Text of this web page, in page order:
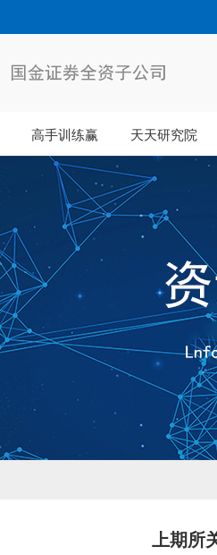
高手训练赢 天天研究院
上期所